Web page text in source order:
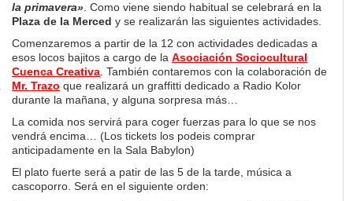
la primavera» . Como viene siendo habitual se celebrará en la
Plaza de la Merced y se realizarán las siguientes actividades.
Comenzaremos a partir de la 12 con actividades dedicadas a
esos locos bajitos a cargo de la Asociación Sociocultural
Cuenca Creativa . También contaremos con la colaboración de
Mr. Trazo que realizará un graffitti dedicado a Radio Kolor
durante la mañana, y alguna sorpresa más…
La comida nos servirá para coger fuerzas para lo que se nos
vendrá encima… (Los tickets los podeis comprar
anticipadamente en la Sala Babylon)
El plato fuerte será a patir de las 5 de la tarde, música a
cascoporro. Será en el siguiente orden: